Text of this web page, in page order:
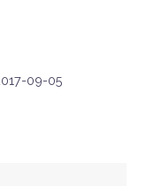
09-05